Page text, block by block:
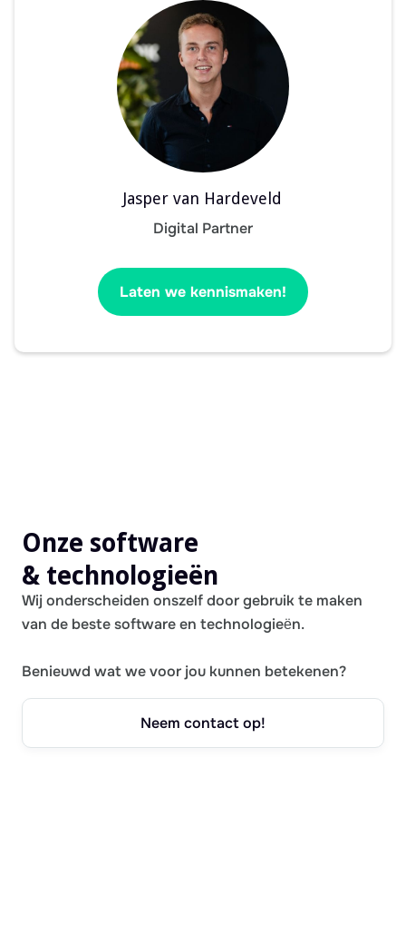
Jasper van Hardeveld
Digital Partner
Laten we kennismaken!
Onze software
& technologieën
Wij onderscheiden onszelf door gebruik te maken
van de beste software en technologieën.
Benieuwd wat we voor jou kunnen betekenen?
Neem contact op!